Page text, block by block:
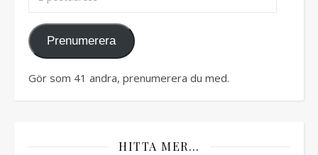
Prenumerera
Gör som 41 andra, prenumerera du med.
HITTA MER…